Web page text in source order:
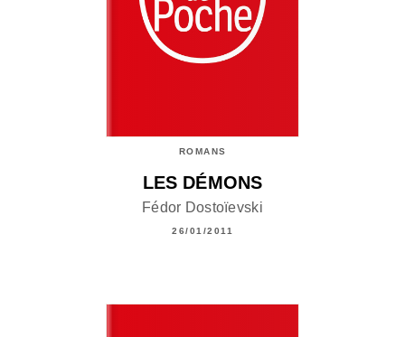
ROMANS
LES DÉMONS
Fédor Dostoïevski
26/01/2011